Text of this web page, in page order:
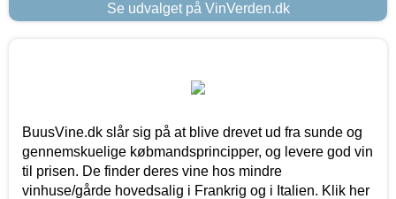
Se udvalget på VinVerden.dk
BuusVine.dk slår sig på at blive drevet ud fra sunde og
gennemskuelige købmandsprincipper, og levere god vin
til prisen. De finder deres vine hos mindre
vinhuse/gårde hovedsalig i Frankrig og i Italien. Klik her